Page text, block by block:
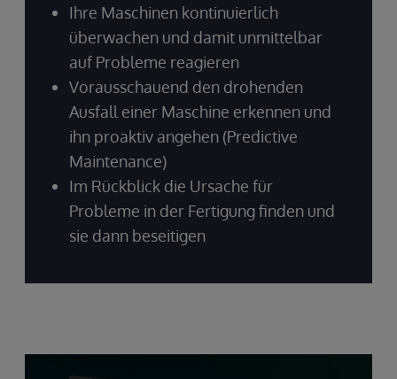
Ihre Maschinen kontinuierlich
überwachen und damit unmittelbar
auf Probleme reagieren
Vorausschauend den drohenden
Ausfall einer Maschine erkennen und
ihn proaktiv angehen (Predictive
Maintenance)
Im Rückblick die Ursache für
Probleme in der Fertigung finden und
sie dann beseitigen